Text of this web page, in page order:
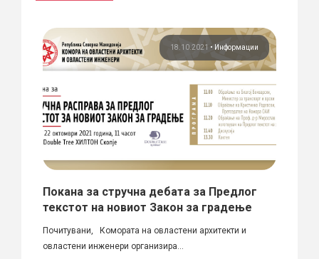
18.10.2021 • Информации
Покана за стручна дебата за Предлог
текстот на новиот Закон за градење
Почитувани, Комората на овластени архитекти и
овластени инженери организира...